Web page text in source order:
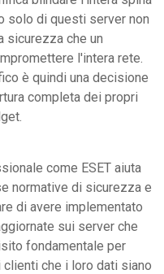
solo di questi server non
sicurezza che un
l'intera rete.
è quindi una decisione
completa dei propri
come ESET aiuta
normative di sicurezza e
di avere implementato
sui server che
fondamentale per
che i loro dati siano